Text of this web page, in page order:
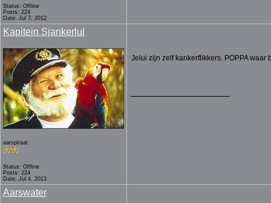
Status: Offline
Posts: 224
Date: Jul 7, 2012
Kapitein Sjankerlul
aarspiraat
Status: Offline
Posts: 224
Date: Jul 4, 2013
Jelui zijn zelf kankerflikkers. POPPA waar
Aarswater